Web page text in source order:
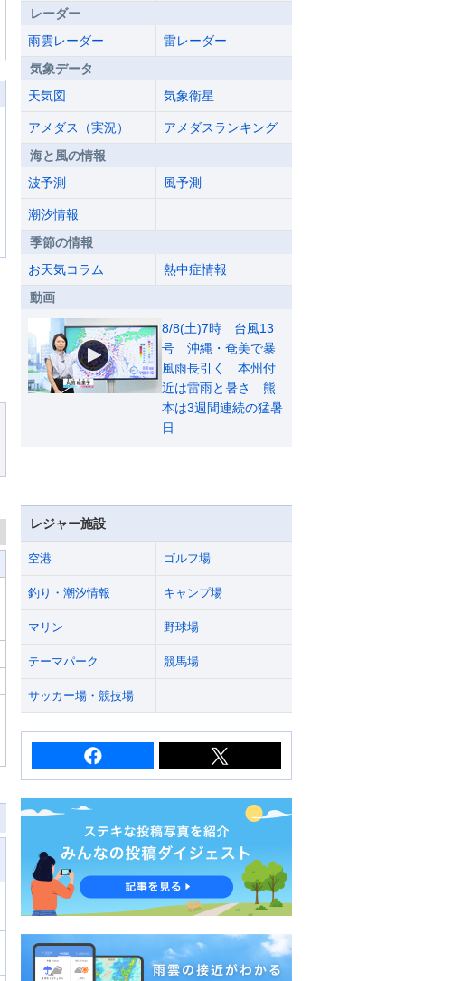
レーダー
雨雲レーダー
雷レーダー
気象データ
天気図
気象衛星
アメダス（実況）
アメダスランキング
海と風の情報
波予測
風予測
潮汐情報
季節の情報
お天気コラム
熱中症情報
動画
8/8(土)7時 台風13
号 沖縄・奄美で暴
風雨長引く 本州付
近は雷雨と暑さ 熊
本は3週間連続の猛暑
日
レジャー施設
空港 ゴルフ場
釣り・潮汐情報 キャンプ場
マリン 野球場
テーマパーク 競馬場
サッカー場・競技場